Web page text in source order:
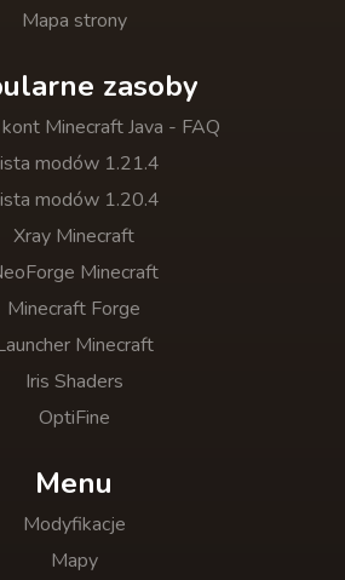
Mapa strony
zasoby
Minecraft Java - FAQ
modów 1.21.4
modów 1.20.4
Xray Minecraft
Minecraft
Minecraft Forge
Minecraft
Iris Shaders
OptiFine
Menu
Modyfikacje
Mapy